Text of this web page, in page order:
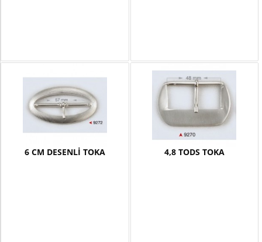
6 CM DESENLİ TOKA 4,8 TODS TOKA